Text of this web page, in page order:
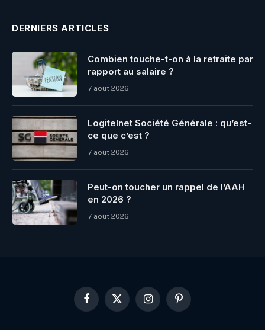
DERNIERS ARTICLES
Combien touche-t-on à la retraite par
rapport au salaire ?
7 août 2026
Logitelnet Société Générale : qu’est-
ce que c’est ?
7 août 2026
Peut-on toucher un rappel de l’AAH
en 2026 ?
7 août 2026
Facebook
X
InstagramPinterest